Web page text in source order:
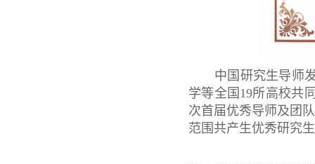
中国研究生导师
学等全国19所高校共
次首届优秀导师及团
范围共产生优秀研究